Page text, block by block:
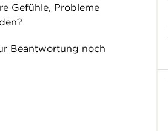
Gefühle, Probleme
Beantwortung noch